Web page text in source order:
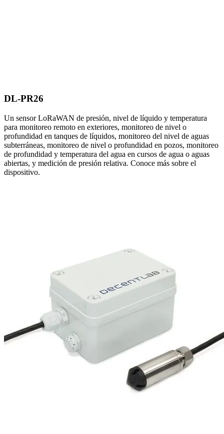
DL-PR26
Un sensor LoRaWAN de presión, nivel de líquido y temperatura
para monitoreo remoto en exteriores, monitoreo de nivel o
profundidad en tanques de líquidos, monitoreo del nivel de aguas
subterráneas, monitoreo de nivel o profundidad en pozos, monitoreo
de profundidad y temperatura del agua en cursos de agua o aguas
abiertas, y medición de presión relativa. Conoce más sobre el
dispositivo.